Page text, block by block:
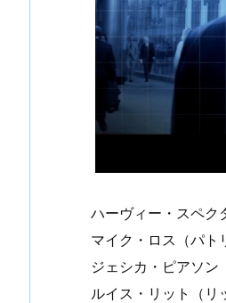
ハーヴィー・スペク
マイク・ロス（パト
ジェシカ・ピアソン
ルイス・リット（リ